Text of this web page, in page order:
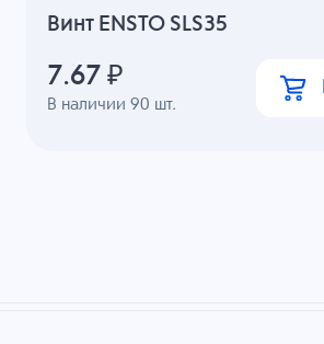
Винт ENSTO SLS35
В наличии90 шт.
7.67 ₽